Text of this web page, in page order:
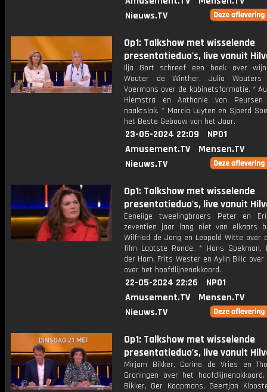
Nieuws.TV
Op1: Talkshow met wisselende
presentatieduo's, live vanuit
Ilja Gort schreef een boek over
Wouter de Winther, Julia
Voermans over de kabinetsformatie. *
Hiemstra en Anthonie van
naaktslak. * Marcia Luyten en Sjoerd
het Beste Gebouw van het Jaar.
23-05-2024 22:09
NPO1
Amusement.TV
Mensen.TV
Nieuws.TV
Op1: Talkshow met wisselende
presentatieduo's, live vanuit
Eeneiige tweelingbroers Peter en
zeventien jaar lang niet van elkaars
Wilfried de Jong en Leopold Witte over
film Laatste Ronde. * Hans Spekman,
der Ham, Frits Wester en Aylin Bilic
over het hoofdlijnenakkoord.
22-05-2024 22:26
NPO1
Amusement.TV
Mensen.TV
Nieuws.TV
Op1: Talkshow met wisselende
presentatieduo's, live vanuit
Mirjam Bikker, Corine de Vries en
Groningen over het
Bikker, Ger Koopmans, Geertjan